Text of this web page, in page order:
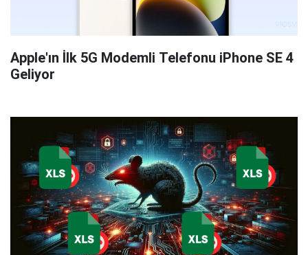
Apple'ın İlk 5G Modemli Telefonu iPhone SE 4
Geliyor